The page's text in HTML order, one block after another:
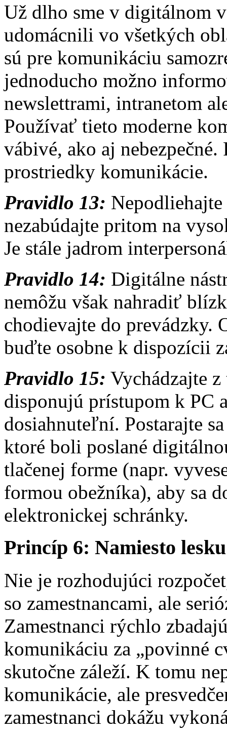
Už dlho sme v digitálnom
udomácnili vo všetkých
sú pre komunikáciu
jednoducho možno
newslettrami, intranetom
Používať tieto moderne
vábivé, ako aj
prostriedky komunikácie.
Pravidlo 13:
nezabúdajte pritom na
Je stále jadrom
Pravidlo 14: Digitálne
nemôžu však nahradiť
chodievajte do prevádzky.
buďte osobne k dispozícii
Pravidlo 15: Vychádzajte
disponujú prístupom k PC
dosiahnuteľní. Postarajte
ktoré boli poslané
tlačenej forme (napr.
formou obežníka), aby sa
elektronickej schránky.
Princíp 6: Namiesto
Nie je rozhodujúci
so zamestnancami, ale
Zamestnanci rýchlo
komunikáciu za „povinné
skutočne záleží. K tomu
komunikácie, ale
zamestnanci dokážu